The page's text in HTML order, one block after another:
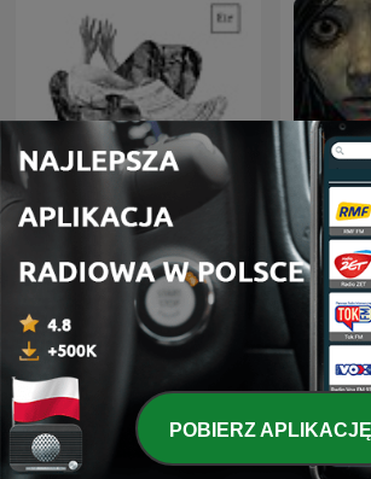
Podcast na dobranoc
Sitio
Horror
POBIERZ APLIKACJĘ